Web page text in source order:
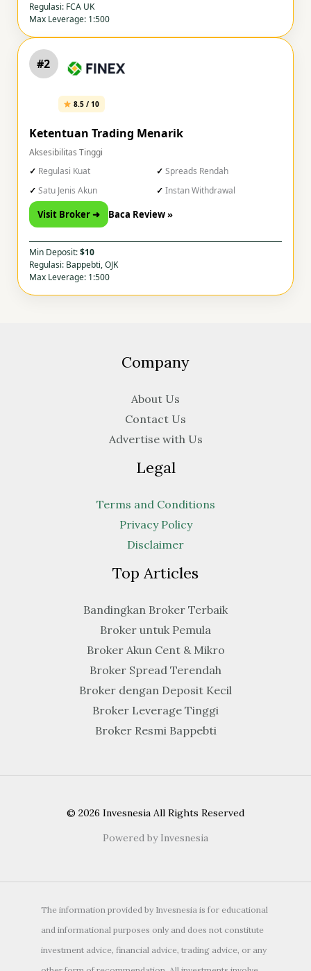
Regulasi: FCA UK
Max Leverage: 1:500
#2
8.5 / 10
Ketentuan Trading Menarik
Aksesibilitas Tinggi
Regulasi Kuat
Spreads Rendah
Satu Jenis Akun
Instan Withdrawal
Visit Broker ➜ Baca Review »
Min Deposit:$10
Regulasi: Bappebti, OJK
Max Leverage: 1:500
Company
About Us
Contact Us
Advertise with Us
Legal
Terms and Conditions
Privacy Policy
Disclaimer
Top Articles
Bandingkan Broker Terbaik
Broker untuk Pemula
Broker Akun Cent & Mikro
Broker Spread Terendah
Broker dengan Deposit Kecil
Broker Leverage Tinggi
Broker Resmi Bappebti
© 2026 Invesnesia All Rights Reserved
Powered by Invesnesia
The information provided by Invesnesia is for educational
and informational purposes only and does not constitute
investment advice, financial advice, trading advice, or any